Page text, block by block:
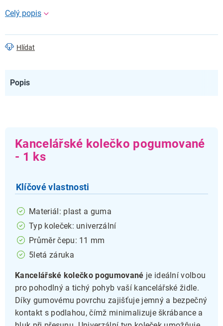
Hlídat
Popis
Kancelářské kolečko pogumované
- 1 ks
Klíčové vlastnosti
Materiál: plast a guma
Typ koleček: univerzální
Průměr čepu: 11 mm
5letá záruka
Kancelářské kolečko pogumované je ideální volbou
pro pohodlný a tichý pohyb vaší kancelářské židle.
Díky gumovému povrchu zajišťuje jemný a bezpečný
kontakt s podlahou, čímž minimalizuje škrábance a